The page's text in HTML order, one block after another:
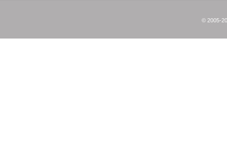
© 2005-